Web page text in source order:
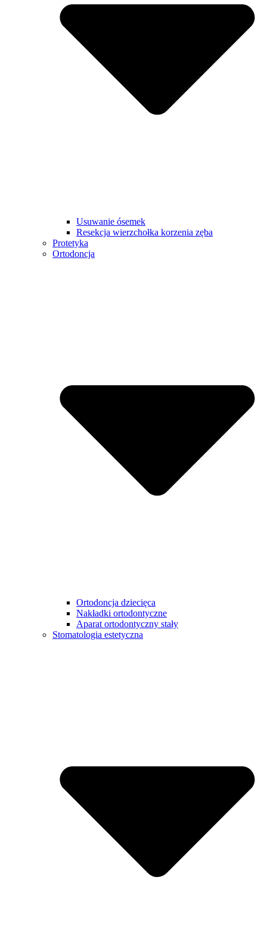
Usuwanie ósemek
Resekcja wierzchołka korzenia zęba
Protetyka
Ortodoncja
Ortodoncja dziecięca
Nakładki ortodontyczne
Aparat ortodontyczny stały
Stomatologia estetyczna